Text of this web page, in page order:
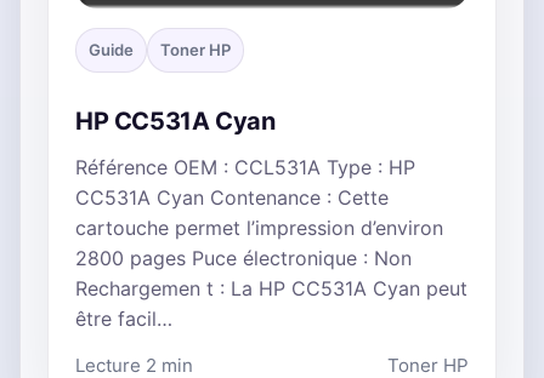
Guide Toner HP
HP CC531A Cyan
Référence OEM : CCL531A Type : HP
CC531A Cyan Contenance : Cette
cartouche permet l’impression d’environ
2800 pages Puce électronique : Non
Rechargemen t : La HP CC531A Cyan peut
être facil…
Lecture 2 min Toner HP